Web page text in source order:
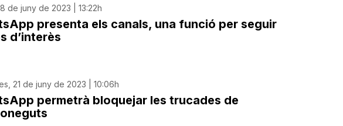
de juny de 2023 | 13:22h
presenta els canals, una funció per seguir
d’interès
21 de juny de 2023 | 10:06h
permetrà bloquejar les trucades de